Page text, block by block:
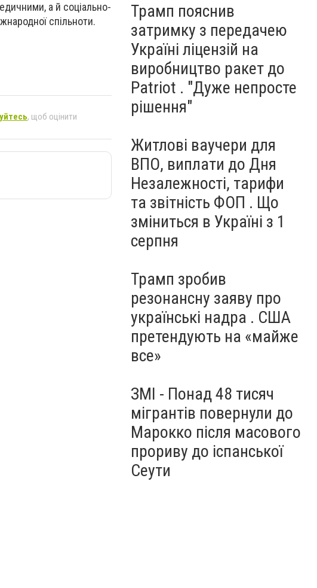
а й соціально-
спільноти.
, щоб оцінити
Трамп пояснив
затримку з передачею
Україні ліцензій на
виробництво ракет до
Patriot . "Дуже непросте
рішення"
Житлові ваучери для
ВПО, виплати до Дня
Незалежності, тарифи
та звітність ФОП . Що
зміниться в Україні з 1
серпня
Трамп зробив
резонансну заяву про
українські надра . США
претендують на «майже
все»
ЗМІ - Понад 48 тисяч
мігрантів повернули до
Марокко після масового
прориву до іспанської
Сеути